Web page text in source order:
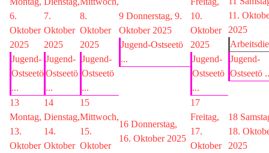
6.
Oktober
2025
Jugend-
Ostseetö
...
7.
Oktober
2025
Jugend-
Ostseetö
...
8.
Oktober
2025
Jugend-
Ostseetö
...
9 Donnerstag, 9.
Oktober 2025
Jugend-Ostseetö
...
10.
Oktober
2025
Jugend-
Ostseetö
...
11.
2025
Jugend-
Ostseetö
13
Montag,
13.
Oktober
14
Dienstag,
14.
Oktober
15
Mittwoch,
15.
Oktober
16 Donnerstag,
16. Oktober 2025
17
Freitag,
17.
Oktober
18
18.
2025